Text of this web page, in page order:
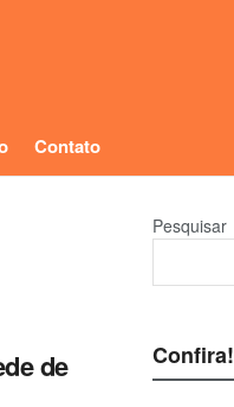
Contato
de
Pesquisar
Confira!